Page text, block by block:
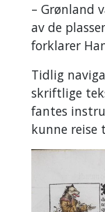
– Grønland
av de
forklarer
Tidlig
skriftlige
fantes
kunne reise